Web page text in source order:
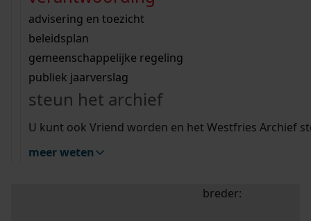
bouwvergunningen
omgevingsvergunningen
vergunningen
beeld en geluid
uitleg nodig?
Wij helpen u op weg met een aantal zoektips.
bekijk alle zoektips
Wij helpen u op weg met een aantal zoektips.
bekijk alle zoektips
bekijk ons geschiedenislokaal
advisering en toezicht
beleidsplan
gemeenschappelijke regeling
publiek jaarverslag
steun het archief
U kunt ook Vriend worden en het Westfries Archief
meer weten
zoektips
Mijn Studiezaal (inloggen)
uw zoekopdracht te
breder: